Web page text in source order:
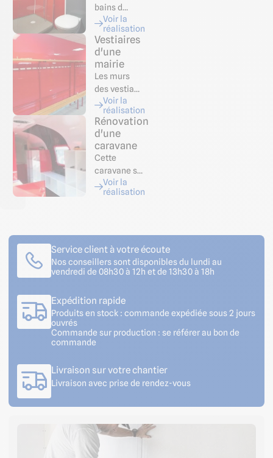
bains d…
Voir la
réalisation
Vestiaires
d'une
mairie
Les murs
des vestia…
Voir la
réalisation
Rénovation
d'une
caravane
Cette
caravane s…
Voir la
réalisation
Service client à votre écoute
Nos conseillers sont disponibles du lundi au
vendredi de 08h30 à 12h et de 13h30 à 18h
Expédition rapide
Produits en stock : commande expédiée sous 2 jours
ouvrés
Commande sur production : se référer au bon de
commande
Livraison sur votre chantier
Livraison avec prise de rendez-vous